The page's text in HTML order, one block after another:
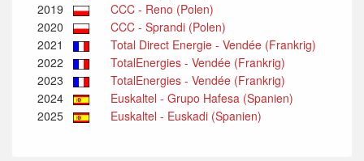
2019
CCC - Reno (Polen)
2020
CCC - Sprandi (Polen)
2021
Total Direct Energie - Vendée (Frankrig)
2022
TotalEnergies - Vendée (Frankrig)
2023
TotalEnergies - Vendée (Frankrig)
2024
Euskaltel - Grupo Hafesa (Spanien)
2025
Euskaltel - Euskadi (Spanien)